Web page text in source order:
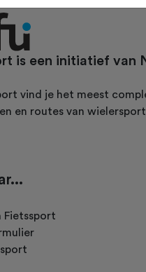
is een initiatief van
vind je het meest
en routes van
Fietssport